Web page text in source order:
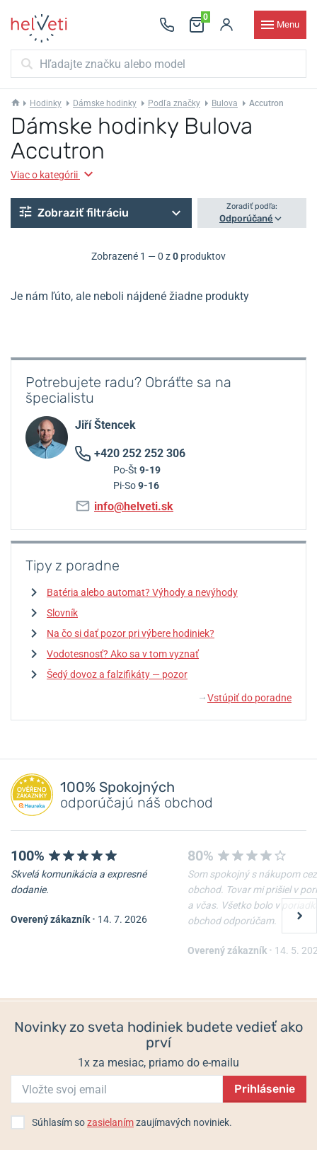
0
Menu
Hodinky Dámske hodinky Podľa značky Bulova Accutron
Dámske hodinky Bulova
Accutron
Viac o kategórii
Zobraziť filtráciu Zoradiť podľa:
Odporúčané
Zobrazené 1 — 0 z0 produktov
Je nám ľúto, ale neboli nájdené žiadne produkty
Potrebujete radu? Obráťte sa na
špecialistu
Jiří Štencek
+420 252 252 306
Po-Št 9-19
Pi-So9-16
info@helveti.sk
Tipy z poradne
Batéria alebo automat? Výhody a nevýhody
Slovník
Na čo si dať pozor pri výbere hodiniek?
Vodotesnosť? Ako sa v tom vyznať
Šedý dovoz a falzifikáty — pozor
↓ Vstúpiť do poradne
100% Spokojných
odporúčajú náš obchod
100%
Skvelá komunikácia a expresné
dodanie.
Overený zákazník • 14. 7. 2026
80%
Som spokojný s nákupom cez
obchod. Tovar mi prišiel v
a včas. Všetko bolo v
obchod odporúčam.
Overený zákazník • 14. 5.
Novinky zo sveta hodiniek budete vedieť ako
prví
1x za mesiac, priamo do e-mailu
Prihlásenie
Súhlasím sozasielanímzaujímavých noviniek.